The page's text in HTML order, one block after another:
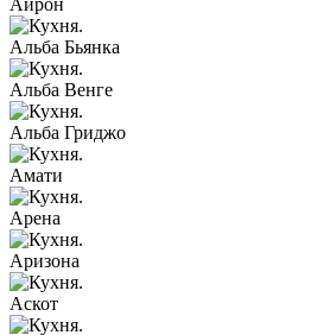
Айрон
Альба Бьянка
Альба Венге
Альба Гриджо
Амати
Арена
Аризона
Аскот